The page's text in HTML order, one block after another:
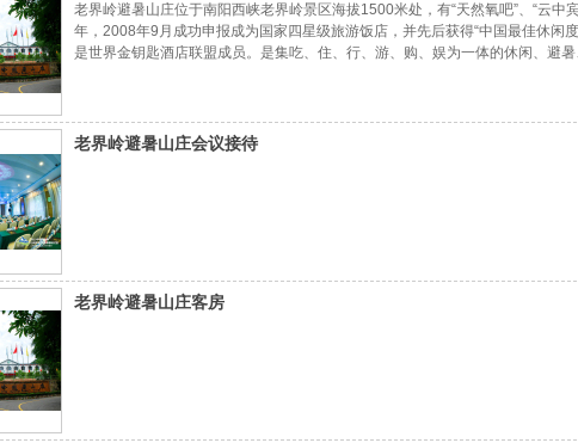
老界岭避暑山庄位于南阳西峡老界岭景区海拔1500米处，有“天然氧吧”、“云中
年，2008年9月成功申报成为国家四星级旅游饭店，并先后获得“中国最佳休闲
是世界金钥匙酒店联盟成员。是集吃、住、行、游、购、娱为一体的休闲、避
老界岭避暑山庄会议接待
老界岭避暑山庄客房